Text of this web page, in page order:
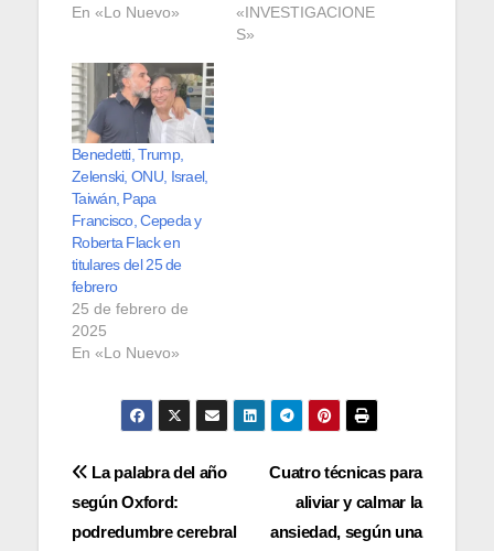
En «Lo Nuevo»
«INVESTIGACIONE
S»
Benedetti, Trump,
Zelenski, ONU, Israel,
Taiwán, Papa
Francisco, Cepeda y
Roberta Flack en
titulares del 25 de
febrero
25 de febrero de
2025
En «Lo Nuevo»
Navegación
de
Cuatro técnicas para
aliviar y calmar la
ansiedad, según una
La palabra del año
según Oxford:
podredumbre cerebral